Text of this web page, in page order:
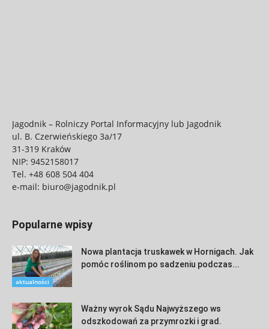
Jagodnik – Rolniczy Portal Informacyjny lub Jagodnik
ul. B. Czerwieńskiego 3a/17
31-319 Kraków
NIP: 9452158017
Tel. +48 608 504 404
e-mail: biuro@jagodnik.pl
Popularne wpisy
aktualności
Nowa plantacja truskawek w Hornigach. Jak
pomóc roślinom po sadzeniu podczas...
Ważny wyrok Sądu Najwyższego ws
odszkodowań za przymrozki i grad.